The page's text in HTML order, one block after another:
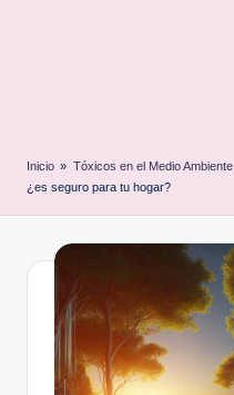
Inicio » Tóxicos en el Medio Ambiente
¿es seguro para tu hogar?